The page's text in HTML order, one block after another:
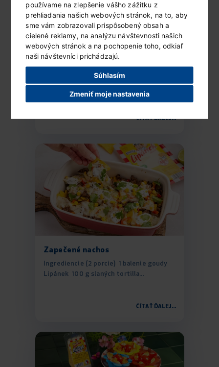
používame na zlepšenie vášho zážitku z
prehliadania našich webových stránok, na to, aby
sme vám zobrazovali prispôsobený obsah a
cielené reklamy, na analýzu návštevnosti našich
webových stránok a na pochopenie toho, odkiaľ
naši návštevníci prichádzajú.
Súhlasím
Zmeniť moje nastavenia
Mrazený Lipánek s ovocím
Ingrediencie (6 porcií) 1 vanilkové...
ČÍTAŤ ĎALEJ...
Zapečené nachos
Ingrediencie (2 porcie) 1 balenie goudy
Lipánek 100 g slaných tortilla...
ČÍTAŤ ĎALEJ...